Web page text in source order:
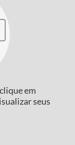
em
seus